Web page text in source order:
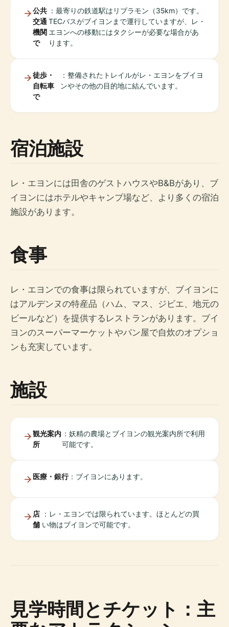
公共
交通
機関
で
：最寄りの鉄道駅はリブラモン（35km）です。
TECバスがブイヨンまで運行していますが、レ・
エヨンへの移動にはタクシーが必要な場合があ
ります。
徒歩・
自転車
で
：整備されたトレイルがレ・エヨンをブイヨ
ンやその他の目的地に結んでいます。
宿泊施設
レ・エヨンには田舎のゲストハウスやB&Bがあり、ブ
イヨンにはホテルやキャンプ場など、より多くの宿泊
施設があります。
食事
レ・エヨンでの食事は限られていますが、ブイヨンに
はアルデンヌの特産品（ハム、マス、ジビエ、地元の
ビールなど）を提供するレストランがあります。ブイ
ヨンのスーパーマーケットやパン屋で自炊のオプショ
ンも充実しています。
施設
観光案内
所
：妖精の農場とブイヨンの観光案内所で利用
可能です。
医療・銀行：ブイヨンにあります。
店
舗
：レ・エヨンでは限られています。ほとんどの買
い物はブイヨンで可能です。
見学時間とチケット：主